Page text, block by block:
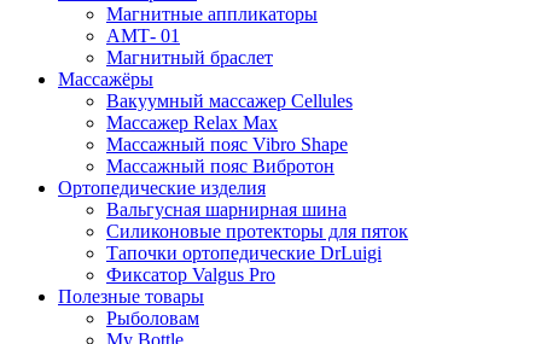
Магнитные аппликаторы
АМТ- 01
Магнитный браслет
Массажёры
Вакуумный массажер Cellules
Массажер Relax Max
Массажный пояс Vibro Shape
Массажный пояс Вибротон
Ортопедические изделия
Вальгусная шарнирная шина
Силиконовые протекторы для пяток
Тапочки ортопедические DrLuigi
Фиксатор Valgus Pro
Полезные товары
Рыболовам
My Bottle